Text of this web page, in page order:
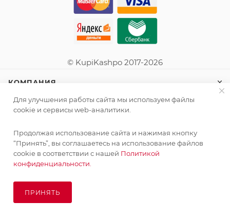
© KupiKashpo 2017-2026
КОМПАНИЯ
ИНФОРМАЦИЯ
ПОМОЩЬ
ПОДПИСАТЬСЯ НА РАССЫЛКУ
Для улучшения работы сайта мы используем файлы
cookie и сервисы web-аналитики.
Продолжая использование сайта и нажимая кнопку
“Принять”, вы соглашаетесь на использование файлов
cookie в соответствии с нашей Политикой
конфиденциальности.
ПРИНЯТЬ